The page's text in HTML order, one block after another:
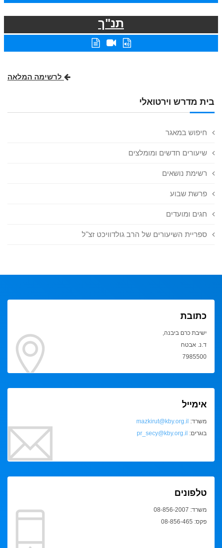
בית מדרש וירטואלי
חיפוש במאגר
שיעורים חדשים ומומלצים
רשימת נושאים
פרשת שבוע
חגים ומועדים
ספריית השיעורים של הרב גולדוויכט זצ"ל
תנ"ך
לרשימה המלאה
כתובת
ישיבת כרם ביבנה,
ד.נ. אבטח
7985500
אימייל
משרד: mazkirut@kby.org.il
בוגרים: pr_secy@kby.org.il
טלפונים
משרד: 08-856-2007
פקס: 08-856-465